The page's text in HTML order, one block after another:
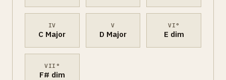
IV
C Major
V
D Major
VI°
E dim
VII°
F# dim